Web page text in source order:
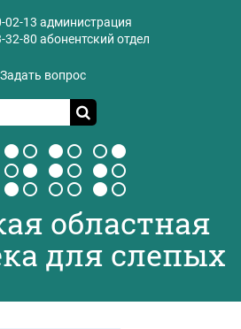
02-13 администрация
32-80 абонентский отдел
Задать вопрос
областная
для слепых